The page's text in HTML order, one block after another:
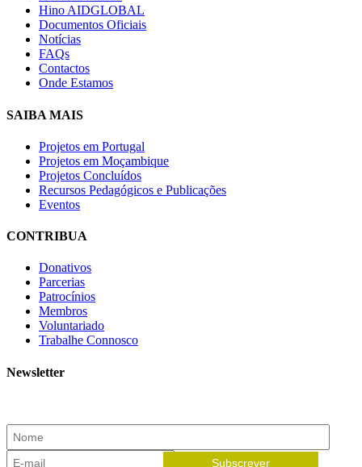
Hino AIDGLOBAL
Documentos Oficiais
Notícias
FAQs
Contactos
Onde Estamos
SAIBA MAIS
Projetos em Portugal
Projetos em Moçambique
Projetos Concluídos
Recursos Pedagógicos e Publicações
Eventos
CONTRIBUA
Donativos
Parcerias
Patrocínios
Membros
Voluntariado
Trabalhe Connosco
Newsletter